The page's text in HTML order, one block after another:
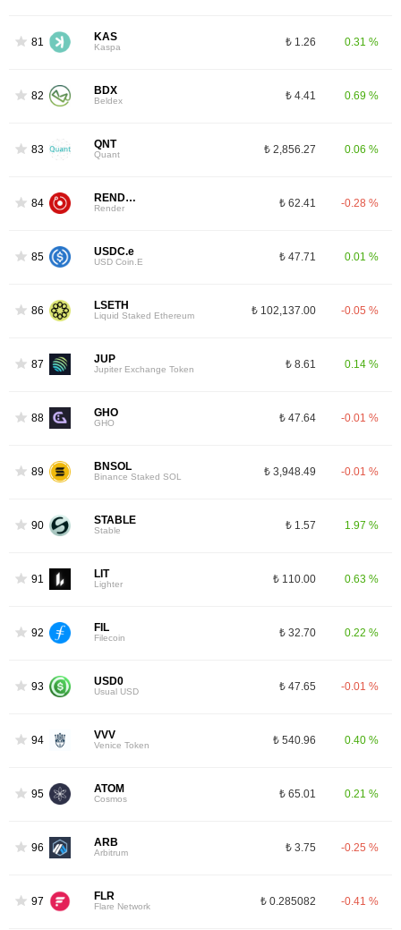
81 KAS
Kaspa ₺ 1.26 0.31 %
82 BDX
Beldex ₺ 4.41 0.69 %
83 QNT
Quant ₺ 2,856.27 0.06 %
84 RENDER
Render ₺ 62.41 -0.28 %
85 USDC.e
USD Coin.E ₺ 47.71 0.01 %
86 LSETH
Liquid Staked Ethereum ₺ 102,137.00 -0.05 %
87 JUP
Jupiter Exchange Token ₺ 8.61 0.14 %
88 GHO
GHO ₺ 47.64 -0.01 %
89 BNSOL
Binance Staked SOL ₺ 3,948.49 -0.01 %
90 STABLE
Stable ₺ 1.57 1.97 %
91 LIT
Lighter ₺ 110.00 0.63 %
92 FIL
Filecoin ₺ 32.70 0.22 %
93 USD0
Usual USD ₺ 47.65 -0.01 %
94 VVV
Venice Token ₺ 540.96 0.40 %
95 ATOM
Cosmos ₺ 65.01 0.21 %
96 ARB
Arbitrum ₺ 3.75 -0.25 %
97 FLR
Flare Network ₺ 0.285082 -0.41 %